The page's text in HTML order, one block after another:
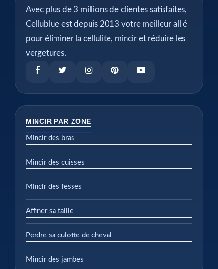
Avec plus de 3 millions de clientes satisfaites,
Cellublue est depuis 2013 votre meilleur allié
pour éliminer la cellulite, mincir et réduire les
vergetures.
MINCIR PAR ZONE
Mincir des bras
Mincir des cuisses
Mincir des fesses
Affiner sa taille
Perdre sa culotte de cheval
Mincir des jambes